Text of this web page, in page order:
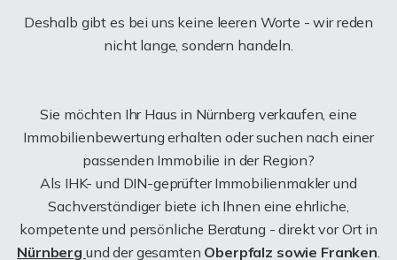
Deshalb gibt es bei uns keine leeren Worte - wir reden
nicht lange, sondern handeln.
Sie möchten Ihr Haus in Nürnberg verkaufen, eine
Immobilienbewertung erhalten oder suchen nach einer
passenden Immobilie in der Region?
Als IHK- und DIN-geprüfter Immobilienmakler und
Sachverständiger biete ich Ihnen eine ehrliche,
kompetente und persönliche Beratung - direkt vor Ort in
Nürnberg und der gesamten Oberpfalz sowie Franken.